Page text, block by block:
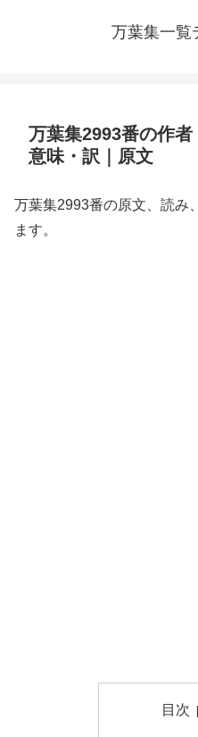
万葉集一覧
万葉集2993番の作者
意味・訳｜原文
万葉集2993番の原文、読み
ます。
目次